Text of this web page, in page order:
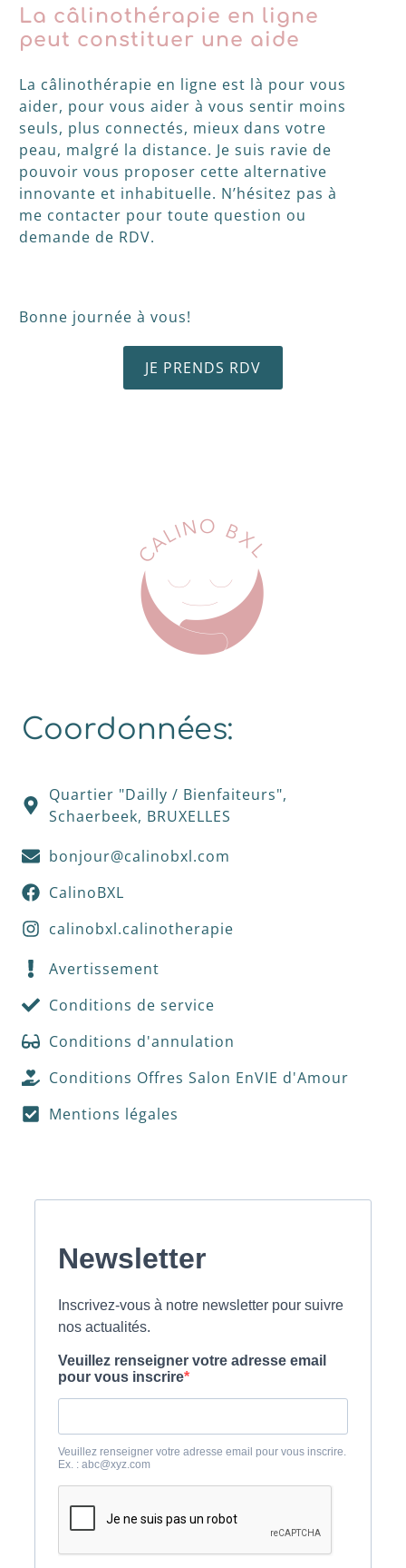
La câlinothérapie en ligne
peut constituer une aide
La câlinothérapie en ligne est là pour vous
aider, pour vous aider à vous sentir moins
seuls, plus connectés, mieux dans votre
peau, malgré la distance. Je suis ravie de
pouvoir vous proposer cette alternative
innovante et inhabituelle. N’hésitez pas à
me contacter pour toute question ou
demande de RDV.
Bonne journée à vous!
JE PRENDS RDV
Coordonnées:
Quartier "Dailly / Bienfaiteurs",
Schaerbeek, BRUXELLES
bonjour@calinobxl.com
CalinoBXL
calinobxl.calinotherapie
Avertissement
Conditions de service
Conditions d'annulation
Conditions Offres Salon EnVIE d'Amour
Mentions légales